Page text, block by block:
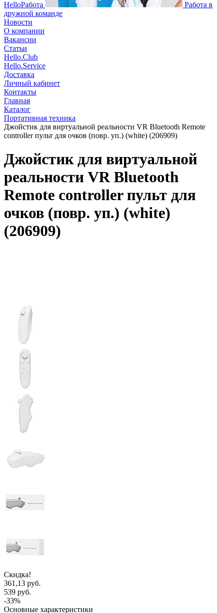
HelloРабота
Работа в
дружной команде
Новости
О компании
Вакансии
Статьи
Hello.Club
Hello.Service
Доставка
Личный кабинет
Контакты
Главная
Каталог
Портативная техника
Джойстик для виртуальной реальности VR Bluetooth Remote
controller пульт для очков (повр. уп.) (white) (206909)
Джойстик для виртуальной
реальности VR Bluetooth
Remote controller пульт для
очков (повр. уп.) (white)
(206909)
Скидка!
361,13 руб.
539 руб.
-33%
Основные характеристики